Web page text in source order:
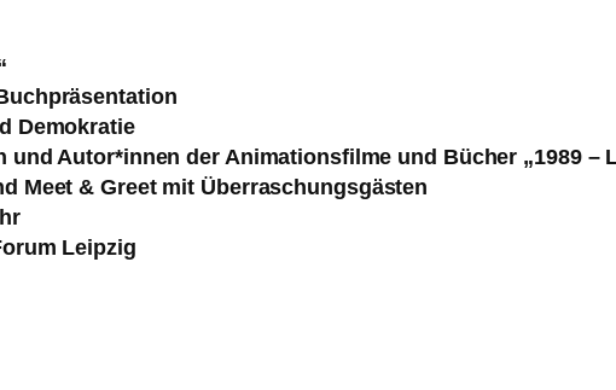
Demokratie
und Autor*innen der Animationsfilme und Bücher „1989 –
Meet & Greet mit Überraschungsgästen
Leipzig